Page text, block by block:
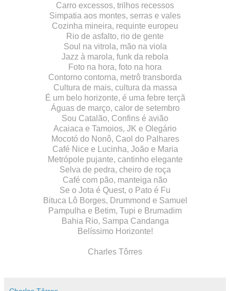
Carro excessos, trilhos recessos
Simpatia aos montes, serras e vales
Cozinha mineira, requinte europeu
Rio de asfalto, rio de gente
Soul na vitrola, mão na viola
Jazz à marola, funk da rebola
Foto na hora, foto na hora
Contorno contorna, metrô transborda
Cultura de mais, cultura da massa
É um belo horizonte, é uma febre terçã
Águas de março, calor de setembro
Sou Catalão, Confins é avião
Acaiaca e Tamoios, JK e Olegário
Mocotó do Nonô, Caol do Palhares
Café Nice e Lucinha, João e Maria
Metrópole pujante, cantinho elegante
Selva de pedra, cheiro de roça
Café com pão, manteiga não
Se o Jota é Quest, o Pato é Fu
Bituca Lô Borges, Drummond e Samuel
Pampulha e Betim, Tupi e Brumadim
Bahia Rio, Sampa Candanga
Belíssimo Horizonte!
Charles Tôrres